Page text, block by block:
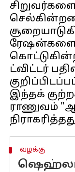
ரேஷன்களை
ட்விட்டர்
இந்தக்
ராணுவம்
வழக்கு
ஷெஹ்லா